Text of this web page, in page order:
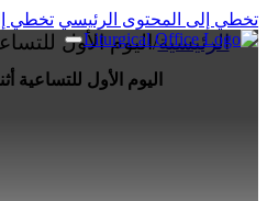
تخطي إلى المحتوى الرئيسي تخطي
الرئيسية/اليوم الأول
اليوم الأول للتساعية